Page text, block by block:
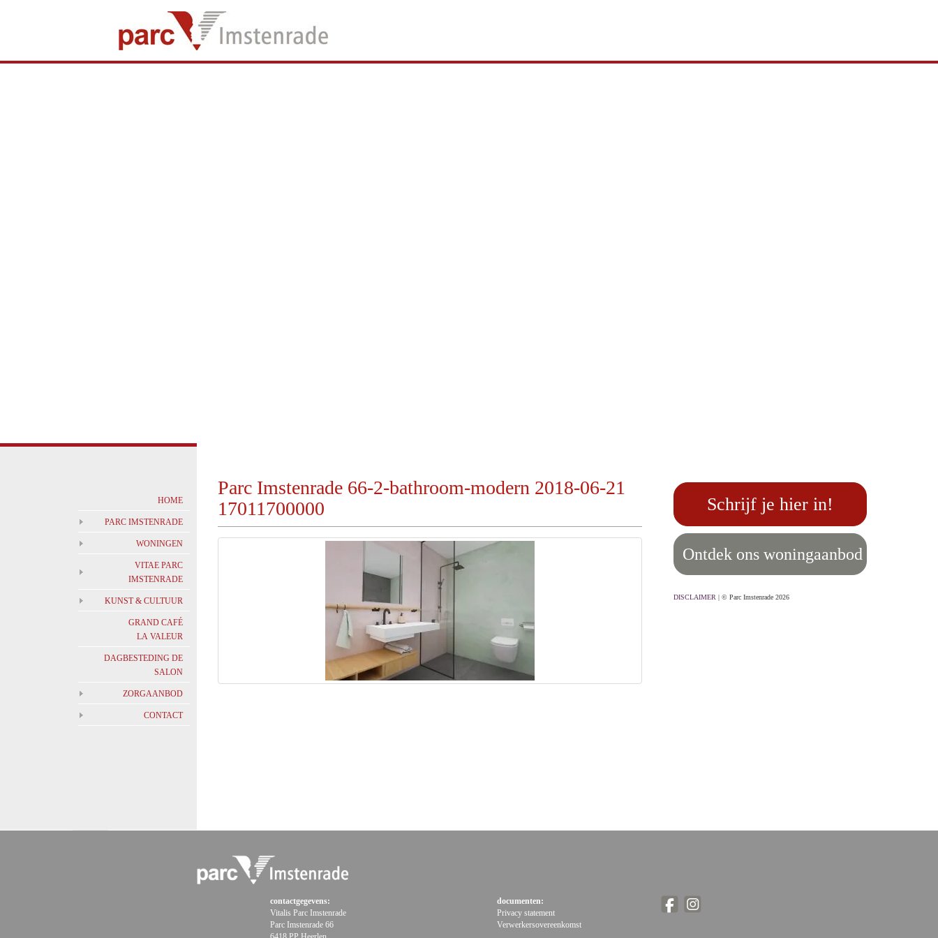
HOME
PARC IMSTENRADE
WONINGEN
VITAE PARC
IMSTENRADE
KUNST & CULTUUR
GRAND CAFÉ
LA VALEUR
DAGBESTEDING DE
SALON
ZORGAANBOD
CONTACT
Parc Imstenrade 66-2-bathroom-modern 2018-06-21
17011700000
Schrijf je hier in!
Ontdek ons woningaanbod
DISCLAIMER| © Parc Imstenrade 2026
contactgegevens:
Vitalis Parc Imstenrade
Parc Imstenrade 66
documenten:
Privacy statement
Verwerkersovereenkomst